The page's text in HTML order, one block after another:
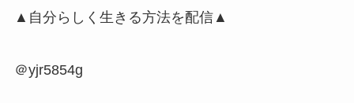
▲自分らしく生きる方法を配信▲
＠yjr5854g